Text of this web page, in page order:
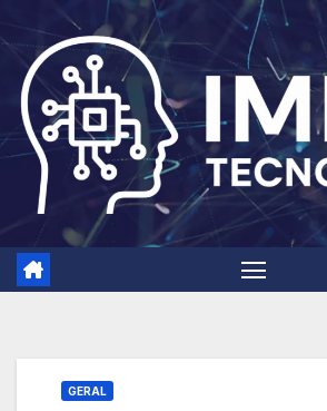
to
content
GERAL